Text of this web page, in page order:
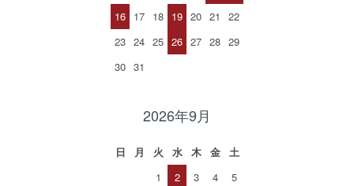
16 17 18 19 20 21
22
23 24 25 26 27 28 29
30 31
2026年9月
日 月 火 水 木 金
土
1
2 3 4
5